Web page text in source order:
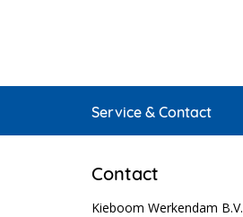
Service & Contact
Contact
Kieboom Werkendam B.V.